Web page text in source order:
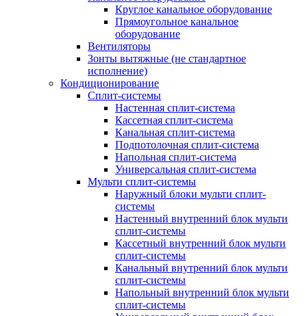
Круглое канальное оборудование
Прямоугольное канальное
оборудование
Вентиляторы
Зонты вытяжные (не стандартное
исполнение)
Кондиционирование
Сплит-системы
Настенная сплит-система
Кассетная сплит-система
Канальная сплит-система
Подпотолочная сплит-система
Напольная сплит-система
Универсальная сплит-система
Мульти сплит-системы
Наружный блоки мульти сплит-
системы
Настенный внутренний блок мульти
сплит-системы
Кассетный внутренний блок мульти
сплит-системы
Канальный внутренний блок мульти
сплит-системы
Напольный внутренний блок мульти
сплит-системы